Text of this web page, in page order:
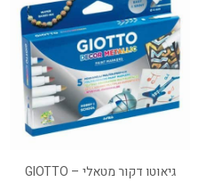
גיאוטו דקור מטאלי – GIOTTO